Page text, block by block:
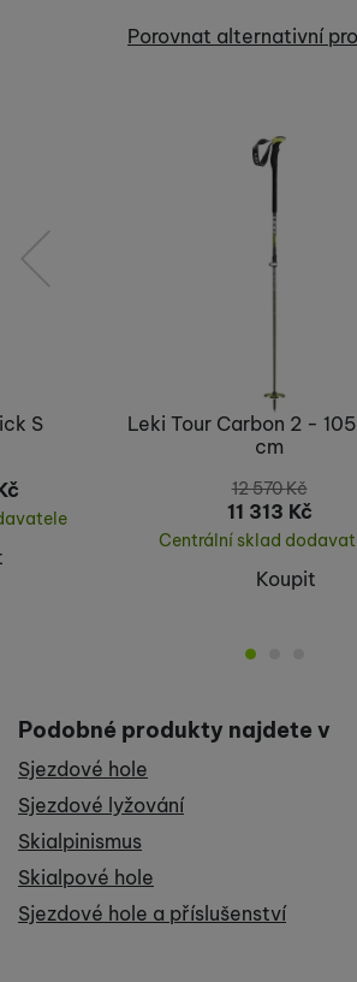
RecenzePorovnat alternativní
Leki Tour Carbon 2 -
cm
12 570Kč
11 313 Kč
Centrální sklad
Koupit
S
Podobné produkty najdete v
Sjezdové hole
Sjezdové lyžování
Skialpinismus
Skialpové hole
Sjezdové hole a příslušenství